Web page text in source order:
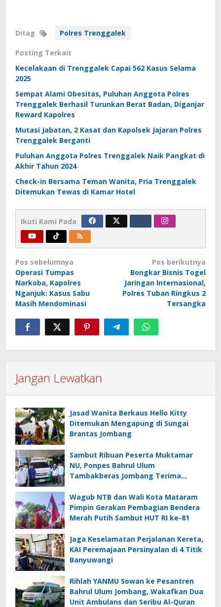
Ditag Polres Trenggalek
Posting Terkait
Kecelakaan di Trenggalek Capai 562 Kasus Selama
2025
Sempat Alami Obesitas, Puluhan Anggota Polres
Trenggalek Berhasil Turunkan Berat Badan, Diganjar
Reward Kapolres
Mutasi Jabatan, 2 Kasat dan Kapolsek Jajaran Polres
Trenggalek Berganti
Puluhan Anggota Polres Trenggalek Naik Pangkat di
Akhir Tahun 2024
Check-in Bersama Teman Wanita, Pria Trenggalek
Ditemukan Tewas di Kamar Hotel
Ikuti Kami Pada
Navigasi
pos
Pos sebelumnya
Operasi Tumpas
Narkoba, Kapolres
Nganjuk: Kasus Sabu
Masih Mendominasi
Pos berikutnya
Bongkar Bisnis Togel
Jaringan Internasional,
Polres Tuban Ringkus 2
Tersangka
Jangan Lewatkan
Jasad Wanita Berkaus Hello Kitty
Ditemukan Mengapung di Sungai
Brantas Jombang
Sambut Ribuan Peserta Muktamar
NU, Ponpes Bahrul Ulum
Tambakberas Jombang Terima
Wagub NTB dan Wali Kota Mataram
Pimpin Gerakan Pembagian Bendera
Merah Putih Sambut HUT RI ke-81
Jaga Keselamatan Perjalanan Kereta,
KAI Peremajaan Persinyalan di 4 Titik
Banyuwangi
Rihlah YANMU Sowan ke Pesantren
Bahrul Ulum Jombang, Wakafkan Dua
Unit Ambulans dan Seribu Al-Quran